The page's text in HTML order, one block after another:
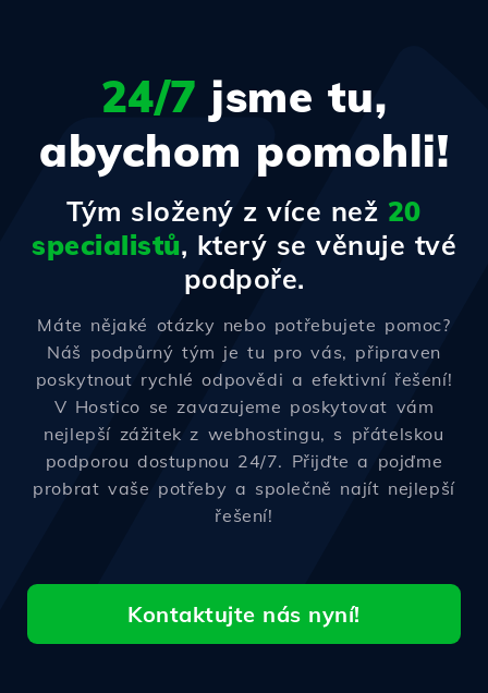
24/7 jsme tu,
abychom pomohli!
Tým složený z více než 20
specialistů, který se věnuje tvé
podpoře.
Máte nějaké otázky nebo potřebujete pomoc?
Náš podpůrný tým je tu pro vás, připraven
poskytnout rychlé odpovědi a efektivní řešení!
V Hostico se zavazujeme poskytovat vám
nejlepší zážitek z webhostingu, s přátelskou
podporou dostupnou 24/7. Přijďte a pojďme
probrat vaše potřeby a společně najít nejlepší
řešení!
Kontaktujte nás nyní!